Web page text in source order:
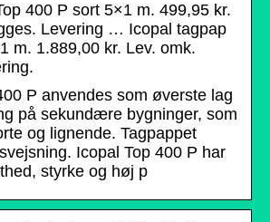
400 P sort 5×1 m. 499,95 kr.
Levering … Icopal tagpap
m. 1.889,00 kr. Lev. omk.
P anvendes som øverste lag
på sekundære bygninger, som
og lignende. Tagpappet
Icopal Top 400 P har
styrke og høj p